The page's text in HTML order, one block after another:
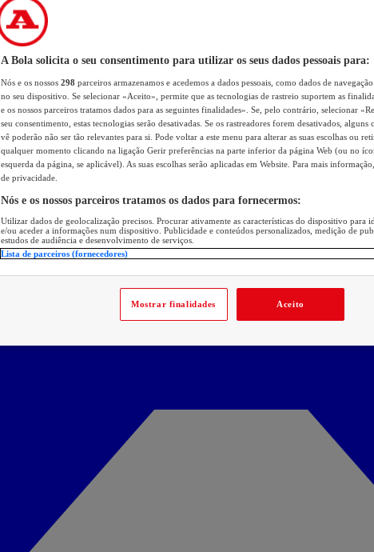
A Bola solicita o seu consentimento para utilizar os seus dados pessoais para:
Nós e os nossos 298 parceiros armazenamos e acedemos a dados pessoais, como dados de
no seu dispositivo. Se selecionar «Aceito», permite que as tecnologias de rastreio suportem as
e os nossos parceiros tratamos dados para as seguintes finalidades». Se, pelo contrário, selecionar
seu consentimento, estas tecnologias serão desativadas. Se os rastreadores forem desativados, alguns
vê poderão não ser tão relevantes para si. Pode voltar a este menu para alterar as suas escolhas ou
qualquer momento clicando na ligação Gerir preferências na parte inferior da página Web (ou no
esquerda da página, se aplicável). As suas escolhas serão aplicadas em Website. Para mais
de privacidade.
Nós e os nossos parceiros tratamos os dados para fornecermos:
Utilizar dados de geolocalização precisos. Procurar ativamente as características do dispositivo para
e/ou aceder a informações num dispositivo. Publicidade e conteúdos personalizados, medição de
estudos de audiência e desenvolvimento de serviços.
Lista de parceiros (fornecedores)
Mostrar finalidades Aceito